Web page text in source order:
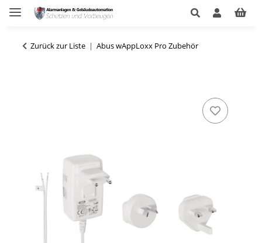
Zurück zur Liste Abus wAppLoxx Pro Zubehör